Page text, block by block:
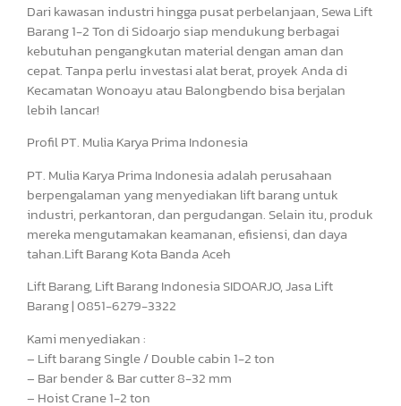
Dari kawasan industri hingga pusat perbelanjaan, Sewa Lift
Barang 1-2 Ton di Sidoarjo siap mendukung berbagai
kebutuhan pengangkutan material dengan aman dan
cepat. Tanpa perlu investasi alat berat, proyek Anda di
Kecamatan Wonoayu atau Balongbendo bisa berjalan
lebih lancar!
Profil PT. Mulia Karya Prima Indonesia
PT. Mulia Karya Prima Indonesia adalah perusahaan
berpengalaman yang menyediakan lift barang untuk
industri, perkantoran, dan pergudangan. Selain itu, produk
mereka mengutamakan keamanan, efisiensi, dan daya
tahan.Lift Barang Kota Banda Aceh
Lift Barang, Lift Barang Indonesia SIDOARJO, Jasa Lift
Barang | 0851-6279-3322
Kami menyediakan :
– Lift barang Single / Double cabin 1-2 ton
– Bar bender & Bar cutter 8-32 mm
– Hoist Crane 1-2 ton